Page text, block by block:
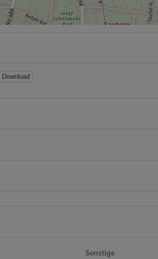
Download
Sonstige